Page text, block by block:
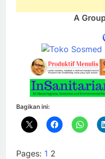
A
Bagikan ini:
Pages: 1 2